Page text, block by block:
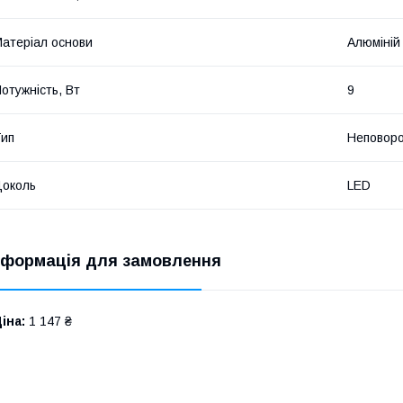
основи Алюміній
Вт 9
LED
для замовлення
1 147 ₴